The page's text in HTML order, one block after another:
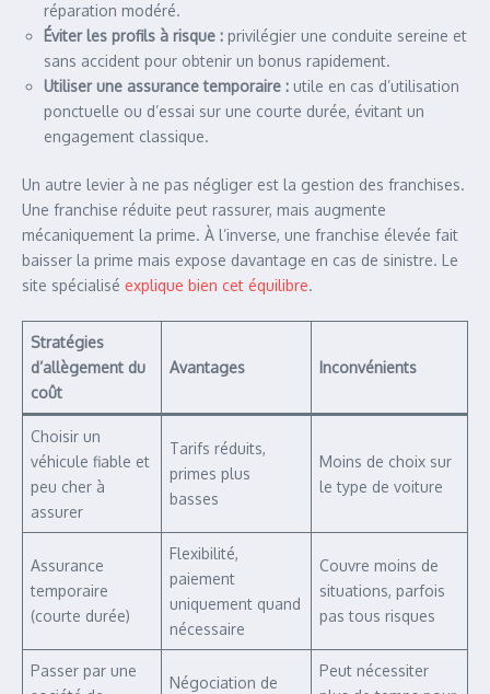
réparation modéré.
Éviter les profils à risque : privilégier une conduite sereine et
sans accident pour obtenir un bonus rapidement.
Utiliser une assurance temporaire : utile en cas d’utilisation
ponctuelle ou d’essai sur une courte durée, évitant un
engagement classique.
Un autre levier à ne pas négliger est la gestion des franchises.
Une franchise réduite peut rassurer, mais augmente
mécaniquement la prime. À l’inverse, une franchise élevée fait
baisser la prime mais expose davantage en cas de sinistre. Le
site spécialisé explique bien cet équilibre.
Stratégies
d’allègement du
coût
Avantages Inconvénients
Choisir un
véhicule fiable et
peu cher à
assurer
Tarifs réduits,
primes plus
basses
Moins de choix sur
le type de voiture
Assurance
temporaire
(courte durée)
Flexibilité,
paiement
uniquement quand
nécessaire
Couvre moins de
situations, parfois
pas tous risques
Passer par une
Négociation de
Peut nécessiter